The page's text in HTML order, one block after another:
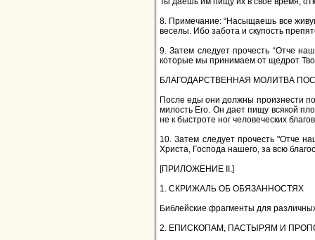
8. Примечание: “Насыщаешь все
веселы. Ибо забота и скупость
9. Затем следует прочесть “Отче
которые мы принимаем от щедрот
БЛАГОДАРСТВЕННАЯ МОЛИТВА
После еды они должны произнести
милость Его. Он дает пищу всякой
не к быстроте ног человеческих
10. Затем следует прочесть "Отче
Христа, Господа нашего, за всю
[ПРИЛОЖЕНИЕ II.]
1. СКРИЖАЛЬ ОБ ОБЯЗАННОСТЯХ
Библейские фрагменты для
2. ЕПИСКОПАМ, ПАСТЫРЯМ И